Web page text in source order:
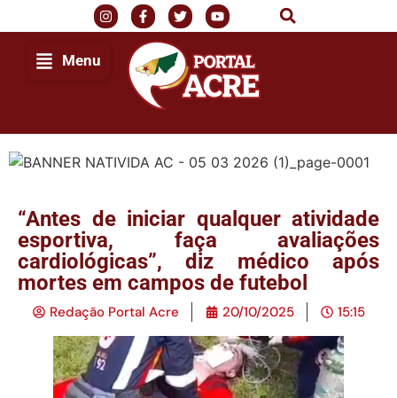
Menu
“Antes de iniciar qualquer atividade
esportiva, faça avaliações
cardiológicas”, diz médico após
mortes em campos de futebol
Redação Portal Acre 20/10/2025 15:15